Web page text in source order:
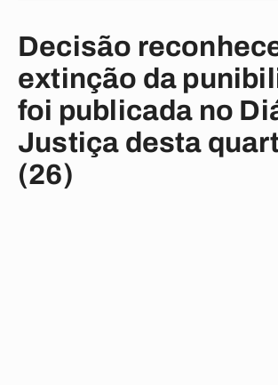
Decisão
extinção da
foi publicada no
Justiça desta
(26)